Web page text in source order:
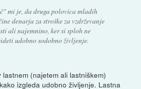
mi je, da druga polovica mladih
denarja za stroške za vzdrževanje
ali najemnino, ker si sploh ne
udobno sodobno življenje.
(najetem ali lastniškem)
izgleda udobno življenje. Lastna